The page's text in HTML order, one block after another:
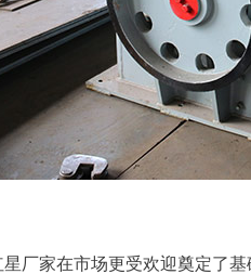
厂家在市场更受欢迎奠定了